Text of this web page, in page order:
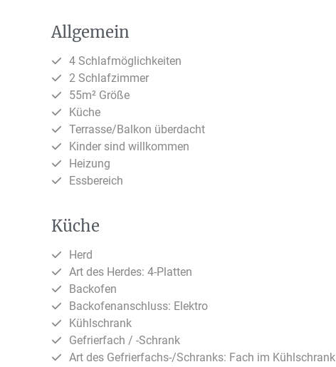
Allgemein
4 Schlafmöglichkeiten
2 Schlafzimmer
55m² Größe
Küche
Terrasse/Balkon überdacht
Kinder sind willkommen
Heizung
Essbereich
Küche
Herd
Art des Herdes: 4-Platten
Backofen
Backofenanschluss: Elektro
Kühlschrank
Gefrierfach / -Schrank
Art des Gefrierfachs-/Schranks: Fach im Kühlschrank